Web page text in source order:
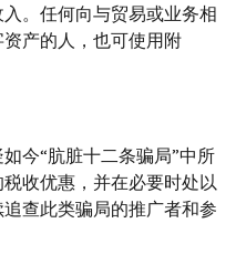
。任何向与贸易或业务相
产的人，也可使用附
今“肮脏十二条骗局”中所
收优惠，并在必要时处以
查此类骗局的推广者和参